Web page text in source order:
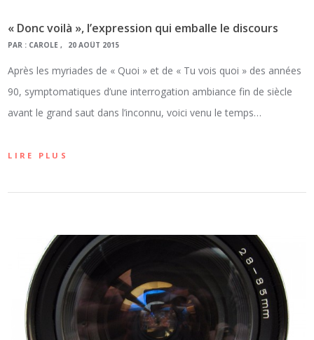
« Donc voilà », l’expression qui emballe le discours
PAR : CAROLE 20 AOÛT 2015
Après les myriades de « Quoi » et de « Tu vois quoi » des années
90, symptomatiques d’une interrogation ambiance fin de siècle
avant le grand saut dans l’inconnu, voici venu le temps…
LIRE PLUS